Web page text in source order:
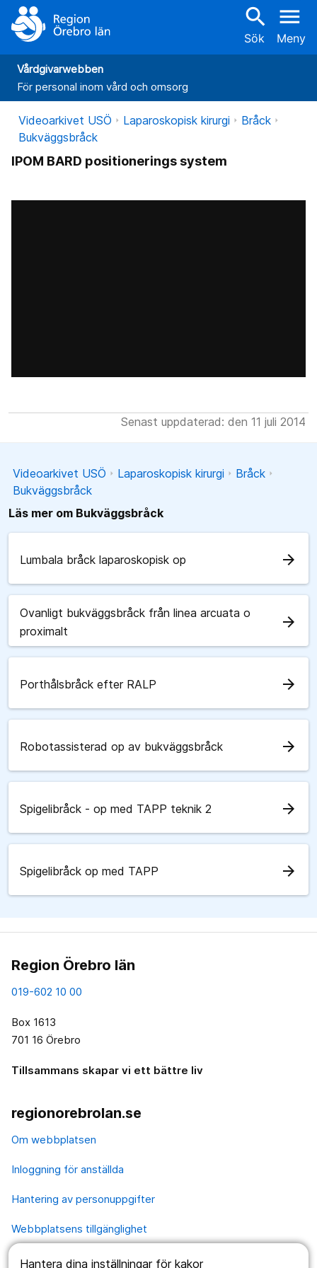
Hantera dina inställningar för kakor
search
Sök
menu
Meny
Vårdgivarwebben
För personal inom vård och omsorg
Videoarkivet USÖ Laparoskopisk kirurgi
Bråck
Bukväggsbråck
IPOM BARD positionerings system
Senast uppdaterad: den 11 juli 2014
Videoarkivet USÖ Laparoskopisk kirurgi
Bråck
Bukväggsbråck
Läs mer om Bukväggsbråck
Lumbala bråck laparoskopisk op arrow_forward
Ovanligt bukväggsbråck från linea arcuata o
proximalt
arrow_forward
Porthålsbråck efter RALP arrow_forward
Robotassisterad op av bukväggsbråck arrow_forward
Spigelibråck - op med TAPP teknik 2 arrow_forward
Spigelibråck op med TAPP arrow_forward
Region Örebro län
019-602 10 00
Box 1613
701 16 Örebro
Tillsammans skapar vi ett bättre liv
regionorebrolan.se
Om webbplatsen
Inloggning för anställda
Hantering av personuppgifter
Webbplatsens tillgänglighet